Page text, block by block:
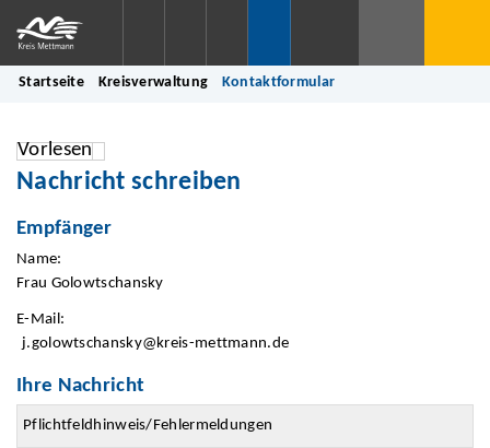
Startseite Kreisverwaltung Kontaktformular
Vorlesen
Nachricht schreiben
Empfänger
Name:
Frau Golowtschansky
E-Mail:
j.golowtschansky@kreis-mettmann.de
Ihre Nachricht